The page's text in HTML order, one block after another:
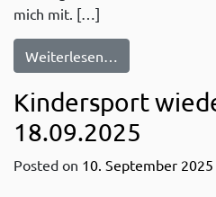
mich mit. […]
Weiterlesen…
Kindersport
18.09.2025
Posted on 10. September 2025